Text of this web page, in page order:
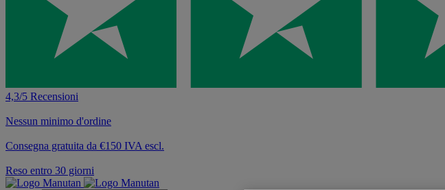
4,3/5 Recensioni
Nessun minimo d'ordine
Consegna gratuita da €150 IVA escl.
Reso entro 30 giorni